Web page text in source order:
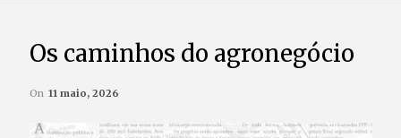
Os caminhos do agronegócio
On 11 maio, 2026